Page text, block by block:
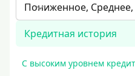
Пониженное,
Кредитная история
С высоким уровнем